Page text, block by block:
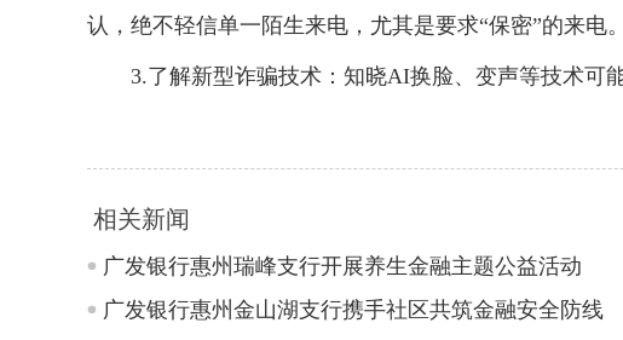
认，绝不轻信单一陌生来电，尤其是要求“保密”的来电。
3.了解新型诈骗技术：知晓AI换脸、变声等技术可能
相关新闻
广发银行惠州瑞峰支行开展养生金融主题公益活动
广发银行惠州金山湖支行携手社区共筑金融安全防线